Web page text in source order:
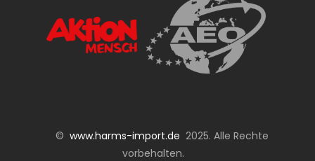
© www.harms-import.de 2025. Alle Rechte
vorbehalten.